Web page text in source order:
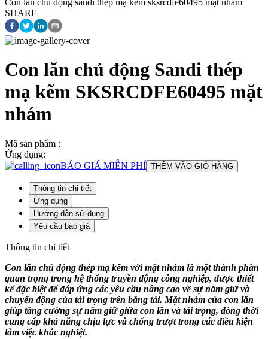
Con lăn chủ động sandi thép mạ kẽm sksrcdfe60495 mặt nhám
SHARE
Con lăn chủ động Sandi thép
mạ kẽm SKSRCDFE60495 mặt
nhám
Mã sản phẩm :
Ứng dụng:
BÁO GIÁ MIỄN PHÍ THÊM VÀO GIỎ HÀNG
Thông tin chi tiết
Ứng dụng
Hướng dẫn sử dụng
Yêu cầu báo giá
Thông tin chi tiết
Con lăn chủ động thép mạ kẽm với mặt nhám là một thành phần
quan trọng trong hệ thống truyền động công nghiệp, được thiết
kế đặc biệt để đáp ứng các yêu cầu nâng cao về sự nắm giữ và
chuyển động của tải trọng trên băng tải. Mặt nhám của con lăn
giúp tăng cường sự nắm giữ giữa con lăn và tải trọng, đồng thời
cung cấp khả năng chịu lực và chống trượt trong các điều kiện
làm việc khắc nghiệt.